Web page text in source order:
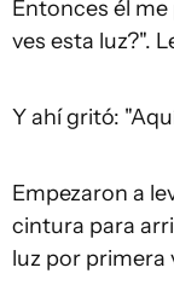
Entonces él me
ves esta luz?".
Y ahí gritó:
Empezaron a
cintura para
luz por primera